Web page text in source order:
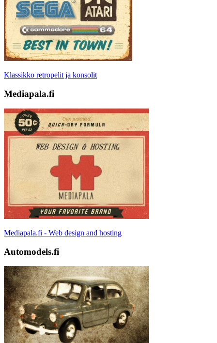
Klassikko retropelit ja konsolit
Mediapala.fi
Mediapala.fi - Web design and hosting
Automodels.fi